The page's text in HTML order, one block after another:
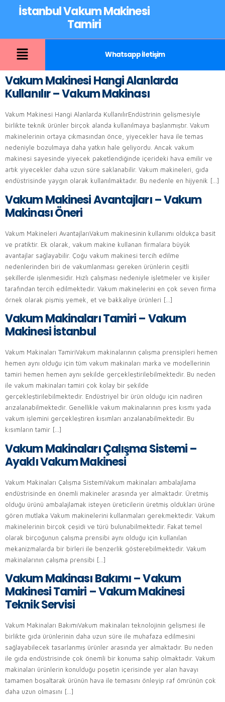
İstanbul Vakum Makinesi
Tamiri
Whatsapp İletişim
Vakum Makinesi Hangi Alanlarda
Kullanılır – Vakum Makinası
Vakum Makinesi Hangi Alanlarda KullanılırEndüstrinin gelişmesiyle
birlikte teknik ürünler birçok alanda kullanılmaya başlanmıştır. Vakum
makinelerinin ortaya çıkmasından önce, yiyecekler hava ile temas
nedeniyle bozulmaya daha yatkın hale geliyordu. Ancak vakum
makinesi sayesinde yiyecek paketlendiğinde içerideki hava emilir ve
artık yiyecekler daha uzun süre saklanabilir. Vakum makineleri, gıda
endüstrisinde yaygın olarak kullanılmaktadır. Bu nedenle en hijyenik […]
Vakum Makinesi Avantajları – Vakum
Makinası Öneri
Vakum Makineleri AvantajlarıVakum makinesinin kullanımı oldukça basit
ve pratiktir. Ek olarak, vakum makine kullanan firmalara büyük
avantajlar sağlayabilir. Çoğu vakum makinesi tercih edilme
nedenlerinden biri de vakumlanması gereken ürünlerin çeşitli
şekillerde işlenmesidir. Hızlı çalışması nedeniyle işletmeler ve kişiler
tarafından tercih edilmektedir. Vakum makinelerini en çok seven firma
örnek olarak pişmiş yemek, et ve bakkaliye ürünleri […]
Vakum Makinaları Tamiri – Vakum
Makinesi İstanbul
Vakum Makinaları TamiriVakum makinalarının çalışma prensipleri hemen
hemen aynı olduğu için tüm vakum makinaları marka ve modellerinin
tamiri hemen hemen aynı şekilde gerçekleştirilebilmektedir. Bu neden
ile vakum makinaları tamiri çok kolay bir şekilde
gerçekleştirilebilmektedir. Endüstriyel bir ürün olduğu için nadiren
arızalanabilmektedir. Genellikle vakum makinalarının pres kısmı yada
vakum işlemini gerçekleştiren kısımları arızalanabilmektedir. Bu
kısımların tamir […]
Vakum Makinaları Çalışma Sistemi –
Ayaklı Vakum Makinesi
Vakum Makinaları Çalışma SistemiVakum makinaları ambalajlama
endüstrisinde en önemli makineler arasında yer almaktadır. Üretmiş
olduğu ürünü ambalajlamak isteyen üreticilerin üretmiş oldukları ürüne
gören mutlaka Vakum makinelerini kullanmaları gerekmektedir. Vakum
makinelerinin birçok çeşidi ve türü bulunabilmektedir. Fakat temel
olarak birçoğunun çalışma prensibi aynı olduğu için kullanılan
mekanizmalarda bir birleri ile benzerlik gösterebilmektedir. Vakum
makinalarının çalışma prensibi […]
Vakum Makinası Bakımı – Vakum
Makinesi Tamiri – Vakum Makinesi
Teknik Servisi
Vakum Makinaları BakımıVakum makinaları teknolojinin gelişmesi ile
birlikte gıda ürünlerinin daha uzun süre ile muhafaza edilmesini
sağlayabilecek tasarlanmış ürünler arasında yer almaktadır. Bu neden
ile gıda endüstrisinde çok önemli bir konuma sahip olmaktadır. Vakum
makinaları ürünlerin konulduğu poşetin içerisinde yer alan havayı
tamamen boşaltarak ürünün hava ile temasını önleyip raf ömrünün çok
daha uzun olmasını […]